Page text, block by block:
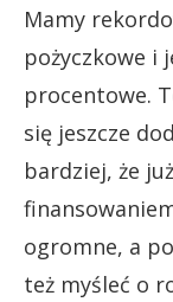
Mamy
pożyczkowe i
procentowe.
się jeszcze
bardziej, że
ogromne, a
też myśleć o